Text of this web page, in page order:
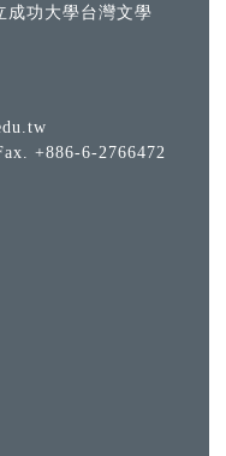
功大學台灣文學
+886-6-2766472